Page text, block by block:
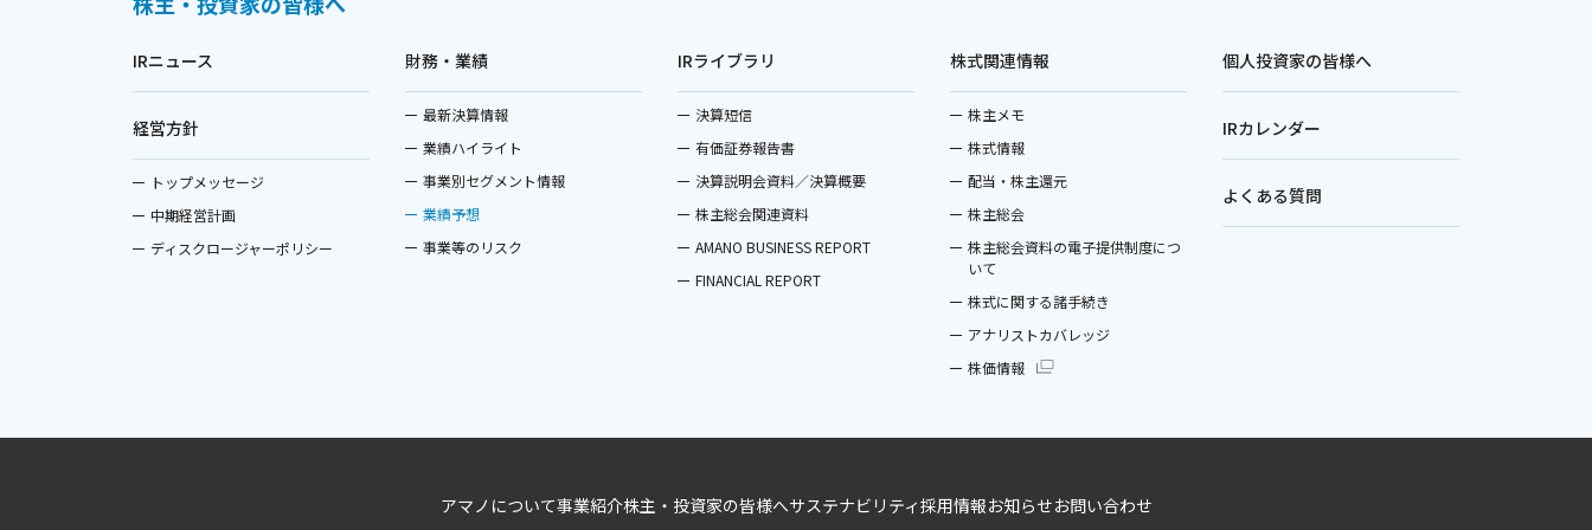
IRニュース
経営方針
トップメッセージ
中期経営計画
ディスクロージャーポリシー
財務・業績
最新決算情報
業績ハイライト
事業別セグメント情報
業績予想
事業等のリスク
IRライブラリ
決算短信
有価証券報告書
決算説明会資料／決算概要
株主総会関連資料
AMANO BUSINESS REPORT
FINANCIAL REPORT
株式関連情報
株主メモ
株式情報
配当・株主還元
株主総会
株主総会資料の電子提供制度につ
いて
株式に関する諸手続き
アナリストカバレッジ
株価情報
個人投資家の皆様へ
IRカレンダー
よくある質問
アマノについて事業紹介株主・投資家の皆様へサステナビリティ採用情報お知らせお問い合わせ